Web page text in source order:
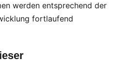
werden entsprechend der
fortlaufend